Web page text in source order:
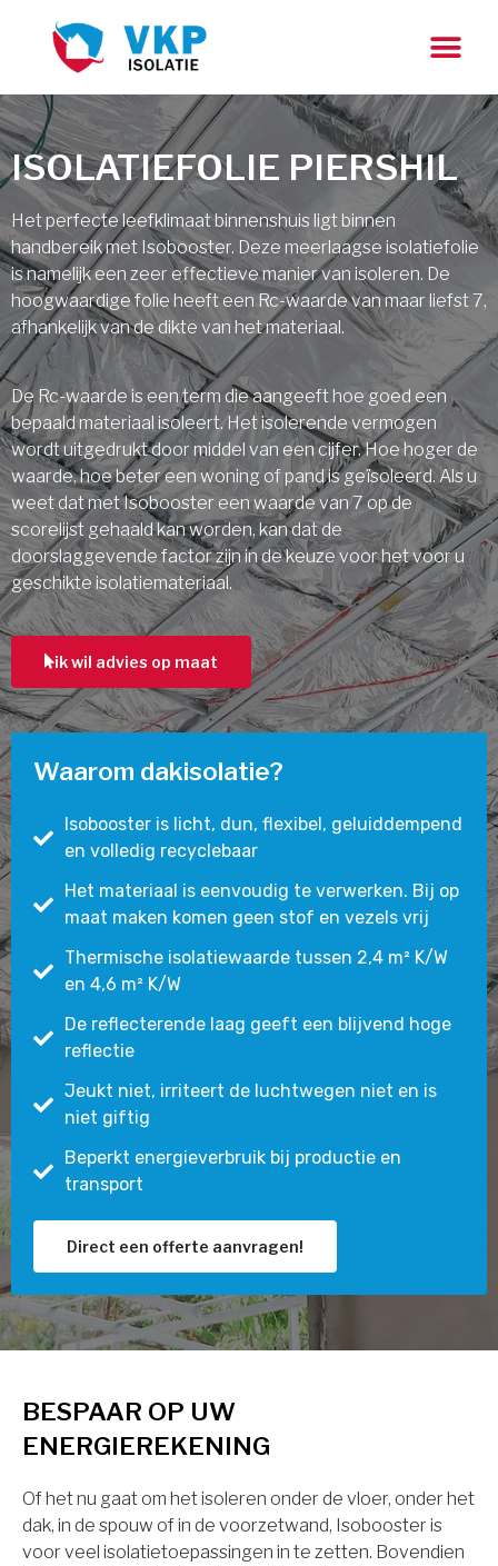
ISOLATIEFOLIE PIERSHIL
Het perfecte leefklimaat binnenshuis ligt binnen
handbereik met Isobooster. Deze meerlaagse isolatiefolie
is namelijk een zeer effectieve manier van isoleren. De
hoogwaardige folie heeft een Rc-waarde van maar liefst 7,
afhankelijk van de dikte van het materiaal.
De Rc-waarde is een term die aangeeft hoe goed een
bepaald materiaal isoleert. Het isolerende vermogen
wordt uitgedrukt door middel van een cijfer. Hoe hoger de
waarde, hoe beter een woning of pand is geïsoleerd. Als u
weet dat met Isobooster een waarde van 7 op de
scorelijst gehaald kan worden, kan dat de
doorslaggevende factor zijn in de keuze voor het voor u
geschikte isolatiemateriaal.
ik wil advies op maat
Waarom dakisolatie?
Isobooster is licht, dun, flexibel, geluiddempend
en volledig recyclebaar
Het materiaal is eenvoudig te verwerken. Bij op
maat maken komen geen stof en vezels vrij
Thermische isolatiewaarde tussen 2,4 m² K/W
en 4,6 m² K/W
De reflecterende laag geeft een blijvend hoge
reflectie
Jeukt niet, irriteert de luchtwegen niet en is
niet giftig
Beperkt energieverbruik bij productie en
transport
Direct een offerte aanvragen!
BESPAAR OP UW
ENERGIEREKENING
Of het nu gaat om het isoleren onder de vloer, onder het
dak, in de spouw of in de voorzetwand, Isobooster is
voor veel isolatietoepassingen in te zetten. Bovendien